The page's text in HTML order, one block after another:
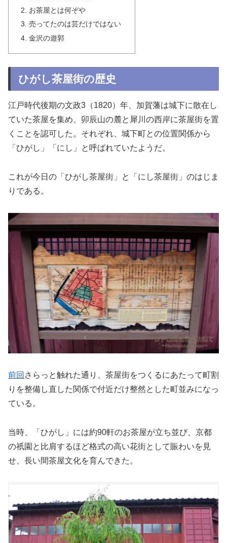
お茶屋とは何ぞや
売ってたのは芸だけではない
金沢の遊郭
ひがし茶屋街の歴史
江戸時代後期の文政3（1820）年、加賀藩は城下に散在し
ていた茶屋を集め、卯辰山の麓と犀川の西岸に茶屋街を置
くことを認可した。それぞれ、城下町との位置関係から
「ひがし」「にし」と呼ばれていたようだ。
これが今日の「ひがし茶屋街」と「にし茶屋街」のはじま
りである。
前回 さらっと触れた通り、茶屋街をつくるにあたって町割
りを整備し直した関係で付近だけ整然とした町並みになっ
ている。
当時、「ひがし」には約90軒のお茶屋が立ち並び、京都
の祇園と比肩するほど格式の高い花街として賑わいを見
せ、長い間茶屋文化を育んできた。